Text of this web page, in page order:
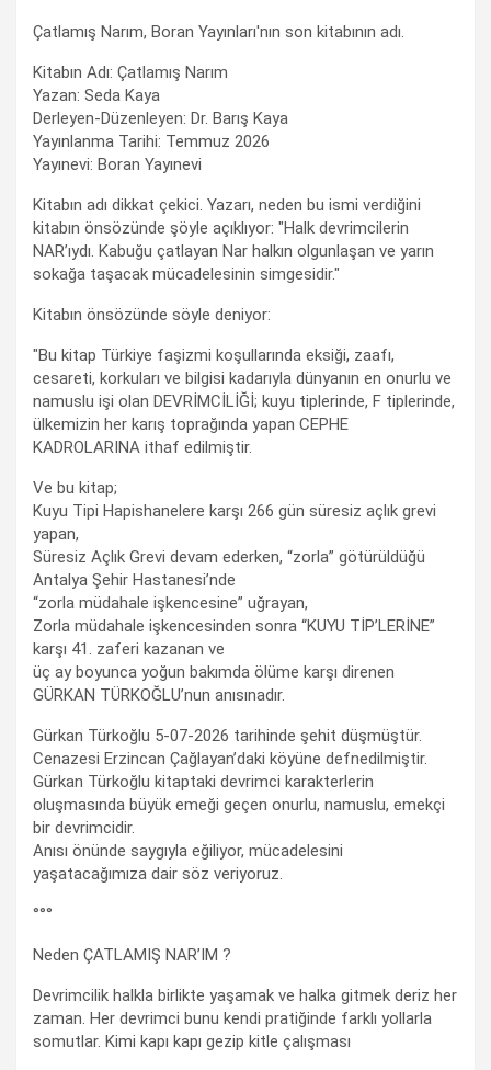
Çatlamış Narım, Boran Yayınları'nın son kitabının adı.
Kitabın Adı: Çatlamış Narım
Yazan: Seda Kaya
Derleyen-Düzenleyen: Dr. Barış Kaya
Yayınlanma Tarihi: Temmuz 2026
Yayınevi: Boran Yayınevi
Kitabın adı dikkat çekici. Yazarı, neden bu ismi verdiğini
kitabın önsözünde şöyle açıklıyor: "Halk devrimcilerin
NAR’ıydı. Kabuğu çatlayan Nar halkın olgunlaşan ve yarın
sokağa taşacak mücadelesinin simgesidir."
Kitabın önsözünde söyle deniyor:
"Bu kitap Türkiye faşizmi koşullarında eksiği, zaafı,
cesareti, korkuları ve bilgisi kadarıyla dünyanın en onurlu ve
namuslu işi olan DEVRİMCİLİĞİ; kuyu tiplerinde, F tiplerinde,
ülkemizin her karış toprağında yapan CEPHE
KADROLARINA ithaf edilmiştir.
Ve bu kitap;
Kuyu Tipi Hapishanelere karşı 266 gün süresiz açlık grevi
yapan,
Süresiz Açlık Grevi devam ederken, “zorla” götürüldüğü
Antalya Şehir Hastanesi’nde
“zorla müdahale işkencesine” uğrayan,
Zorla müdahale işkencesinden sonra “KUYU TİP’LERİNE”
karşı 41. zaferi kazanan ve
üç ay boyunca yoğun bakımda ölüme karşı direnen
GÜRKAN TÜRKOĞLU’nun anısınadır.
Gürkan Türkoğlu 5-07-2026 tarihinde şehit düşmüştür.
Cenazesi Erzincan Çağlayan’daki köyüne defnedilmiştir.
Gürkan Türkoğlu kitaptaki devrimci karakterlerin
oluşmasında büyük emeği geçen onurlu, namuslu, emekçi
bir devrimcidir.
Anısı önünde saygıyla eğiliyor, mücadelesini
yaşatacağımıza dair söz veriyoruz.
°°°
Neden ÇATLAMIŞ NAR’IM ?
Devrimcilik halkla birlikte yaşamak ve halka gitmek deriz her
zaman. Her devrimci bunu kendi pratiğinde farklı yollarla
somutlar. Kimi kapı kapı gezip kitle çalışması